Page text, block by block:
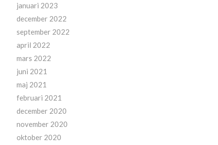
januari 2023
december 2022
september 2022
april 2022
mars 2022
juni 2021
maj 2021
februari 2021
december 2020
november 2020
oktober 2020